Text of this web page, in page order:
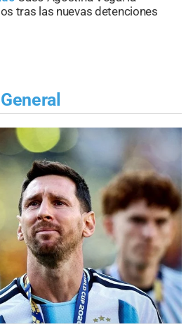
tras las nuevas detenciones